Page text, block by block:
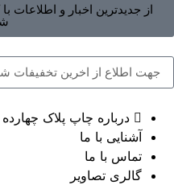
از جدیدترین اخبار و اطلاعات
درباره چاپ پلاک چهارده
آشنایی با ما
تماس با ما
گالری تصاویر